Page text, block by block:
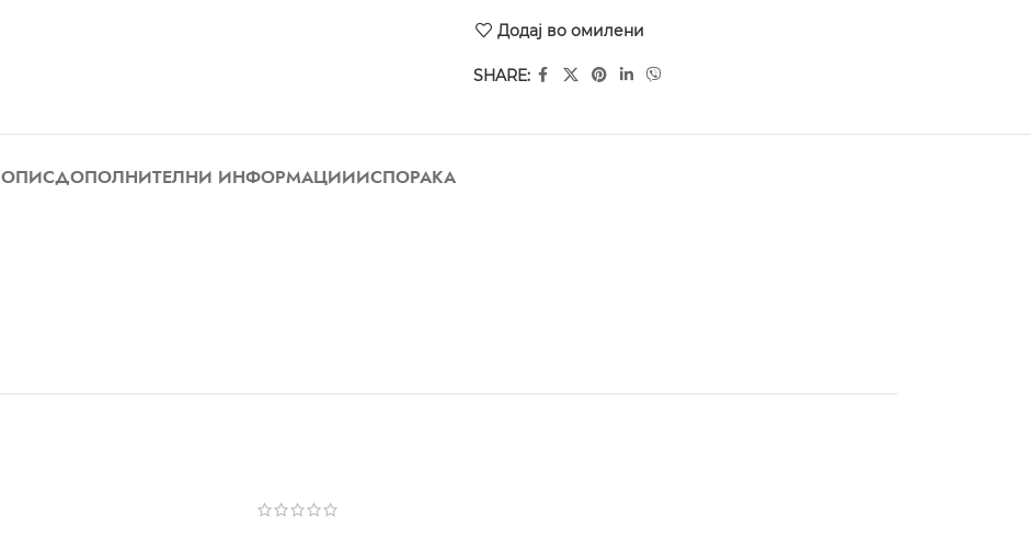
Додај во омилени
SHARE:
ОПИСДОПОЛНИТЕЛНИ ИНФОРМАЦИИИСПОРАКА